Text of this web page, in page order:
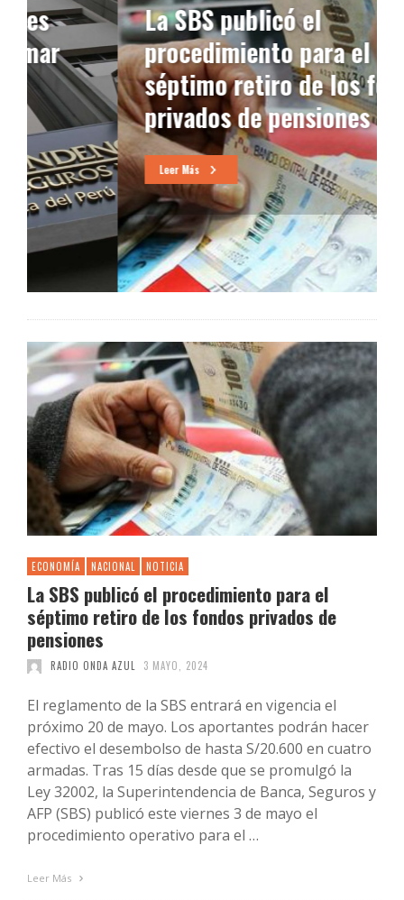
La SBS publicó el
procedimiento para el
séptimo retiro de los fondos
privados de pensiones
Leer Más
ECONOMÍA NACIONAL NOTICIA
La SBS publicó el procedimiento para el
séptimo retiro de los fondos privados de
pensiones
RADIO ONDA AZUL 3 MAYO, 2024
El reglamento de la SBS entrará en vigencia el
próximo 20 de mayo. Los aportantes podrán hacer
efectivo el desembolso de hasta S/20.600 en cuatro
armadas. Tras 15 días desde que se promulgó la
Ley 32002, la Superintendencia de Banca, Seguros y
AFP (SBS) publicó este viernes 3 de mayo el
procedimiento operativo para el …
Leer Más